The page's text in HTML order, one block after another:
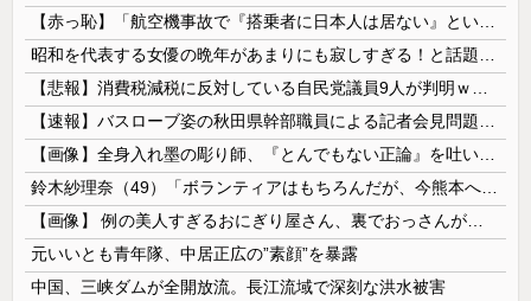
元いいとも青年隊、中居正広の”素顔”を暴露
中国、三峡ダムが全開放流。長江流域で深刻な洪水被害